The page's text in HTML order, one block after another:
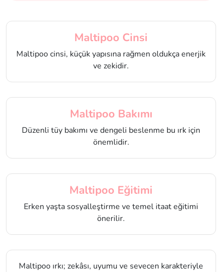
Maltipoo Cinsi
Maltipoo cinsi, küçük yapısına rağmen oldukça enerjik
ve zekidir.
Maltipoo Bakımı
Düzenli tüy bakımı ve dengeli beslenme bu ırk için
önemlidir.
Maltipoo Eğitimi
Erken yaşta sosyalleştirme ve temel itaat eğitimi
önerilir.
Maltipoo ırkı; zekâsı, uyumu ve sevecen karakteriyle